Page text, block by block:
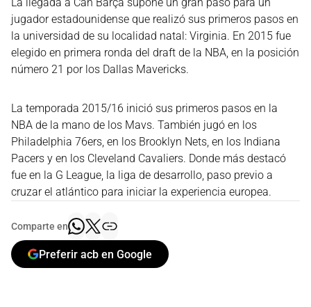
jugador estadounidense que realizó sus primeros pasos en
la universidad de su localidad natal: Virginia. En 2015 fue
elegido en primera ronda del draft de la NBA, en la posición
número 21 por los Dallas Mavericks.
La temporada 2015/16 inició sus primeros pasos en la
NBA de la mano de los Mavs. También jugó en los
Philadelphia 76ers, en los Brooklyn Nets, en los Indiana
Pacers y en los Cleveland Cavaliers. Donde más destacó
fue en la G League, la liga de desarrollo, paso previo a
cruzar el atlántico para iniciar la experiencia europea.
Comparte en
Preferir acb en Google